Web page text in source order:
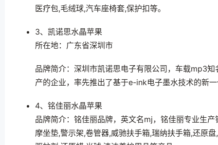
医疗包,毛绒球,汽车座椅套,保护扣等。
3、凯诺思水晶苹果
所在地：广东省深圳市
品牌简介：深圳市凯诺思电子有限公司，车载mp3
产的企业，率先推出了基于e-ink电子墨水技术的新
4、铭佳丽水晶苹果
品牌简介：铭佳丽品牌，英文名mj，铭佳丽专业生
摩坐垫,警示架,卷管器,威驰扶手箱,瑞纳扶手箱,还原